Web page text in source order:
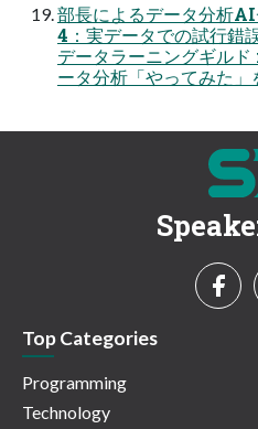
部長によるデータ分析
4：実データでの試行錯
データラーニングギル
ータ分析「やってみた」
Top Categories
Programming
Technology